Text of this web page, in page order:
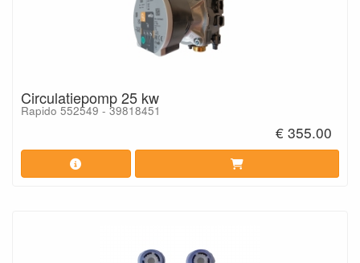
Circulatiepomp 25 kw
Rapido 552549 - 39818451
€ 355.00